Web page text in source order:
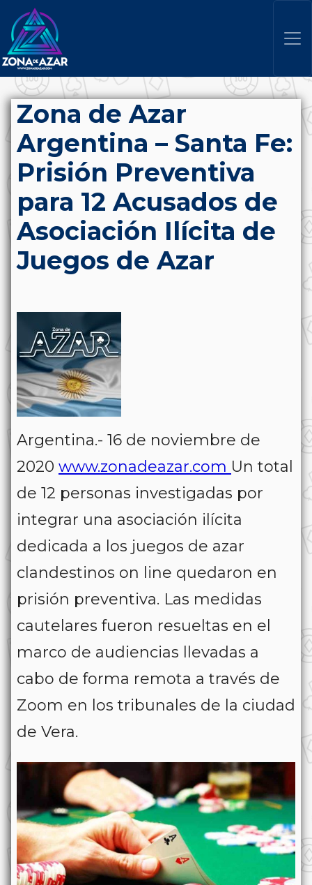
Zona de Azar
Argentina – Santa Fe:
Prisión Preventiva
para 12 Acusados de
Asociación Ilícita de
Juegos de Azar
Argentina.- 16 de noviembre de
2020 www.zonadeazar.com Un total
de 12 personas investigadas por
integrar una asociación ilícita
dedicada a los juegos de azar
clandestinos on line quedaron en
prisión preventiva. Las medidas
cautelares fueron resueltas en el
marco de audiencias llevadas a
cabo de forma remota a través de
Zoom en los tribunales de la ciudad
de Vera.